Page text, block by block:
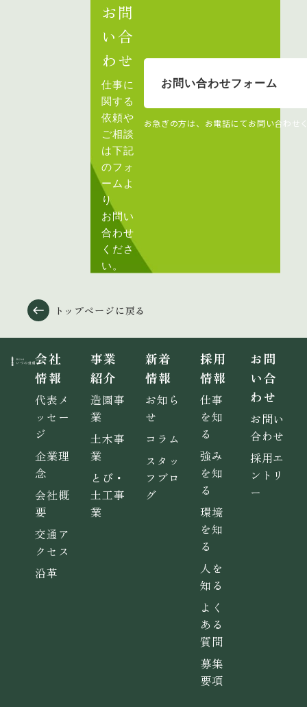
お問
い合
わせ
仕事に
関する
依頼や
ご相談
は下記
のフォ
ームよ
り
お問い
合わせ
くださ
い。
お問い合わせフォーム
お急ぎの方は、お電話にてお問い合わせ
トップページに戻る
会社
情報
代表メ
ッセー
ジ
企業理
念
会社概
要
交通ア
クセス
沿革
事業
紹介
造園事
業
土木事
業
とび・
土工事
業
新着
情報
お知ら
せ
コラム
スタッ
フブロ
グ
採用
情報
仕事
を知
る
強み
を知
る
環境
を知
る
人を
知る
よく
ある
質問
募集
要項
お問
い合
わせ
お問い
合わせ
採用エ
ントリ
ー